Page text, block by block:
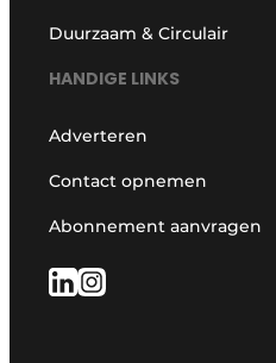
Duurzaam & Circulair
HANDIGE LINKS
Adverteren
Contact opnemen
Abonnement aanvragen